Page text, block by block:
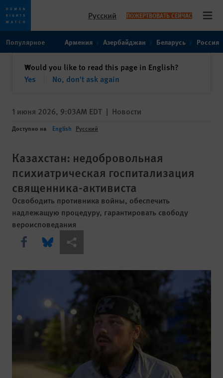
toto
content
Русский ПОЖЕРТВОВАТЬ СЕЙЧАС
Популярное Армения Азербайджан Беларусь Россия
Would you like to read this page in English?
Yes
No, don't ask again
✕закрыть
1 июня 2026, 9:03AM EDT | Новости
Доступно на English Русский
Казахстан: недобровольная
психиатрическая госпитализация
священника-активиста
Освободить противника войны, обеспечить
надлежащую процедуру, гарантировать свободу
вероисповедания
Share this via Facebook
Share this via Bluesky
Share this via Поделиться